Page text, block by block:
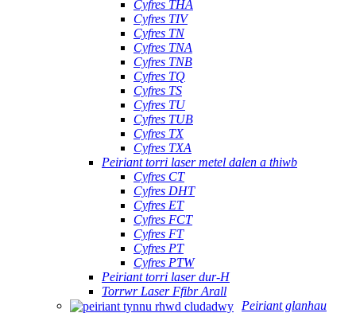
Cyfres THA
Cyfres TIV
Cyfres TN
Cyfres TNA
Cyfres TNB
Cyfres TQ
Cyfres TS
Cyfres TU
Cyfres TUB
Cyfres TX
Cyfres TXA
Peiriant torri laser metel dalen a thiwb
Cyfres CT
Cyfres DHT
Cyfres ET
Cyfres FCT
Cyfres FT
Cyfres PT
Cyfres PTW
Peiriant torri laser dur-H
Torrwr Laser Ffibr Arall
Peiriant glanhau